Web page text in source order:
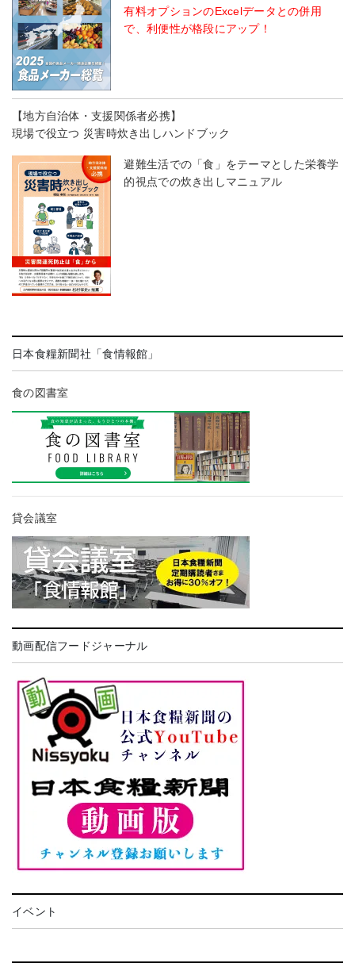
有料オプションのExcelデータとの併用
で、利便性が格段にアップ！
【地方自治体・支援関係者必携】
現場で役立つ 災害時炊き出しハンドブック
避難生活での「食」をテーマとした栄養学
的視点での炊き出しマニュアル
日本食糧新聞社「食情報館」
食の図書室
貸会議室
動画配信フードジャーナル
イベント